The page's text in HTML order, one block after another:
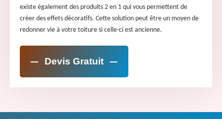
existe également des produits 2 en 1 qui vous permettent de
créer des effets décoratifs. Cette solution peut être un moyen de
redonner vie à votre toiture si celle-ci est ancienne.
Devis Gratuit